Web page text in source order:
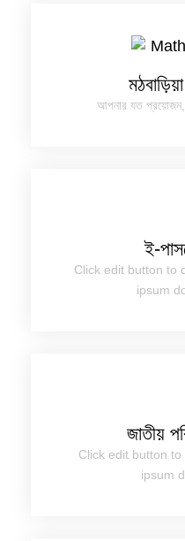
আপনার যত
ই-
Click edit button to
ipsum
জাতীয়
Click edit button
ipsum